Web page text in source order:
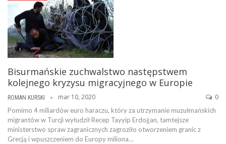
Bisurmańskie zuchwalstwo następstwem
kolejnego kryzysu migracyjnego w Europie
ROMAN KURSKI mar 10, 2020 0
Pomimo 4 miliardów euro haraczu, który za utrzymanie muzułmańskich
migrantów w Turcji wyłudził Recep Tayyip Erdoğan, tamtejsze
ministerstwo spraw zagranicznych zagroziło otworzeniem granic z
Grecją i wpuszczeniem do Europy miliona…